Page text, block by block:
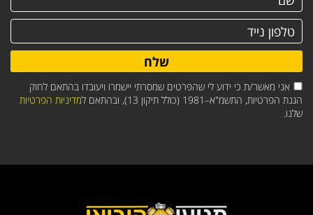
אני מאשר/ת כי ידוע לי שהפרטים שמסרתי יישמרו ויעובדו בהתאם לחוק
הגנת הפרטיות, התשמ"א–1981 (כולל תיקון 13), ובהתאם ל
מדיניות הפרטיות
שלנו.
שלח